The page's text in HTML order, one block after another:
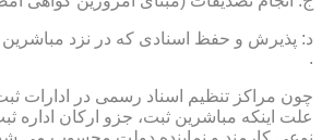
د: پذیرش و حفظ اسنادی كه در نزد مباشرین
.
چون مراكز تنظیم اسناد رسمی در ادارات
علت اینكه مباشرین ثبت، جزو اركان اداره